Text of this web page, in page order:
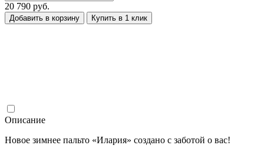
20 790 руб.
Добавить в корзину Купить в 1 клик
Описание
Новое зимнее пальто «Илария» создано с заботой о вас!